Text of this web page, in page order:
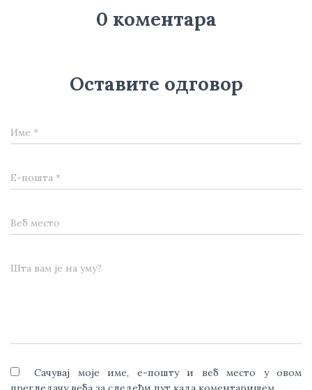
0 коментара
Оставите одговор
Име *
Е-пошта *
Веб место
Шта вам је на уму?
Сачувај моје име, е-пошту и веб место у овом